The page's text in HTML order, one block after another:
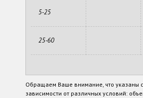
5-25
25-60
Обращаем Ваше внимание, что указаны
зависимости от различных условий: